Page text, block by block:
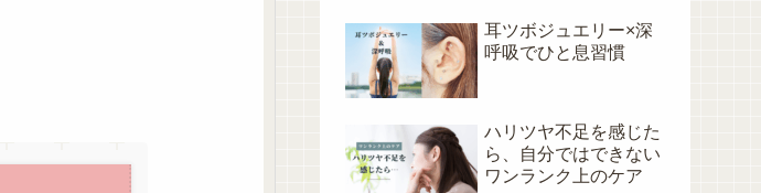
耳ツボジュエリー×深
呼吸でひと息習慣
ハリツヤ不足を感じた
ら、自分ではできない
ワンランク上のケア